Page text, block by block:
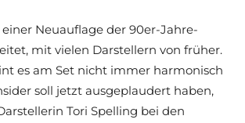
Neuauflage der 90er-Jahre-
mit vielen Darstellern von früher.
es am Set nicht immer harmonisch
soll jetzt ausgeplaudert haben,
Tori Spelling bei den